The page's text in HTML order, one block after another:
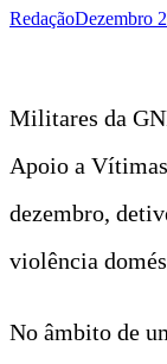
RedaçãoDezembro
Militares da
Apoio a
dezembro,
violência
No âmbito de